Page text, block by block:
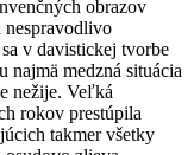
obrazov
nespravodlivo
v davistickej tvorbe
najmä medzná situácia
nežije. Veľká
rokov prestúpila
takmer všetky